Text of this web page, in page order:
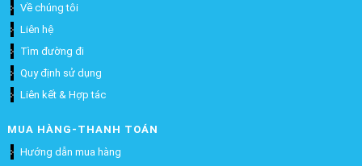
Về chúng tôi
Liên hệ
Tìm đường đi
Quy định sử dụng
Liên kết & Hợp tác
MUA HÀNG-THANH TOÁN
Hướng dẫn mua hàng